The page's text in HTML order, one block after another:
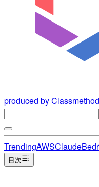
produced by Classmethod
TrendingAWSClaude
目次